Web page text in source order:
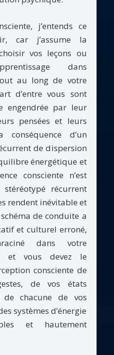
j’entends ce
car j’assume la
vos leçons ou
dans
au long de votre
d’entre vous sont
engendrée par leur
pensées et leurs
conséquence d’un
de dispersion
énergétique et
consciente n’est
récurrent
rendent inévitable et
de conduite a
et culturel erroné,
dans votre
et vous devez le
consciente de
de vos états
de chacune de vos
systèmes d’énergie
et hautement